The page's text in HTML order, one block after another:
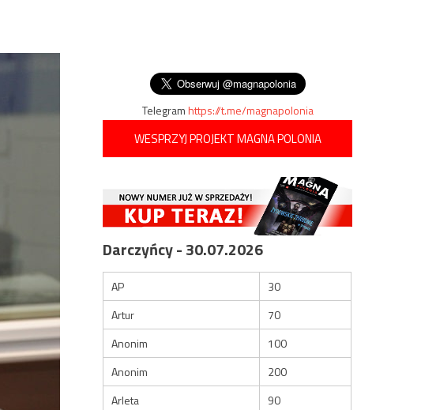
Telegramhttps://t.me/magnapolonia
WESPRZYJ PROJEKT MAGNA POLONIA
Darczyńcy - 30.07.2026
AP
30
Artur
70
Anonim
100
Anonim
200
Arleta
90